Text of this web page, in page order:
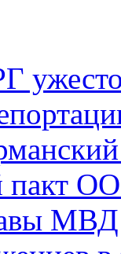
пакт
МВД